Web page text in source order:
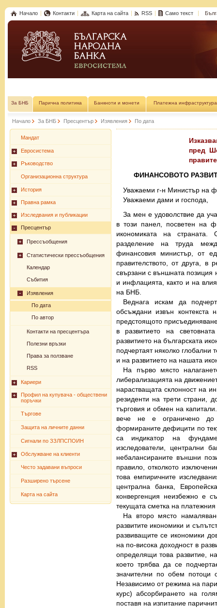
Начало Контакти Карта на сайта RSS Само текст
За БНБ Парична политика Банкноти и монети Платежна инфраструктура
Начало За БНБ Пресцентър Изявления По дата
Мандат
Евросистема
Ръководство
Организационна структура
История
Правна рамка
Изследвания и публикации
Пресцентър
Прессъобщения
Статистически прессъобщения
Календар
Събития
Изявления
По дата
По автор
Контакти на пресцентъра
Полезни връзки
Права за ползване
RSS
Кариери
Профил на купувача - обществени
поръчки
Търгове
Защита на личните данни
Сигнали по ЗЗЛПСПОИН
Обслужване на клиенти
Често задавани въпроси
Разширено търсене
Карта на сайта
пред
ФИНАНСОВОТО
Уважаеми г-н Министър на
Уважаеми дами и господа,
За мен е удоволствие да
в този панел, посветен на
икономиката на страната.
разделение на труда
финансовия министър, от
правителството, от друга,
свързани с външната позиция
и инфлацията, както и на
на БНБ.
Веднага искам да
обсъждани извън контекста
предстоящото
в развитието на
развитието на българската
подчертаят няколко глобални
и на развитието на нашата
На първо място
либерализацията на
нарастващата склонност на
резиденти на трети страни,
търговия и обмен на
вече не е ограничено
формираните дефицити по
са индикатор на
изследователи, централни
небалансираните външни
правило, отколкото
това емпиричните
централна банка,
конвергенция неизбежно е
текущата сметка на
На второ място
развитите икономики и
развиващите се икономики
на по-висока доходност в
определящи това развитие,
което трябва да се
значителни по обем потоци
Независимо от режима на
курс) абсорбирането на
поставя на изпитание